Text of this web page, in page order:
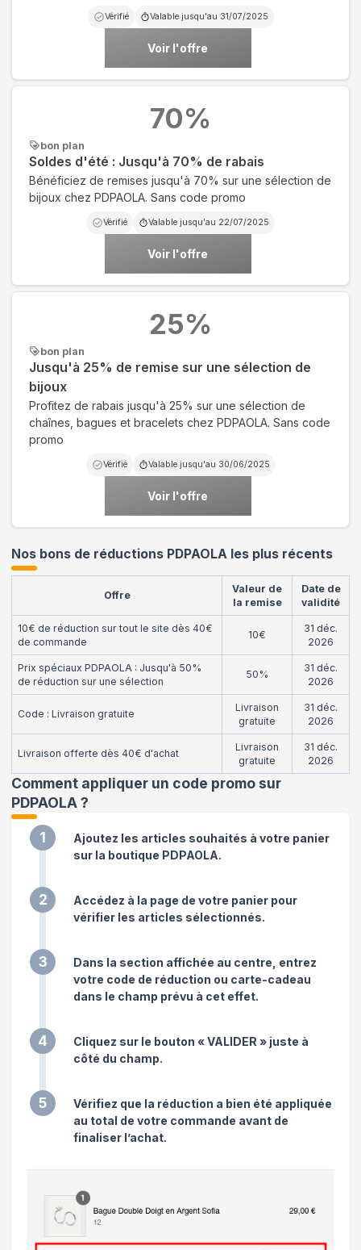
Vérifié Valable jusqu'au 31/07/2025
Voir l'offre
bon plan
Soldes d'été : Jusqu'à 70% de rabais
Bénéficiez de remises jusqu'à 70% sur une sélection de
bijoux chez PDPAOLA. Sans code promo
Vérifié Valable jusqu'au 22/07/2025
Voir l'offre
70%
bon plan
Jusqu'à 25% de remise sur une sélection de
bijoux
Profitez de rabais jusqu'à 25% sur une sélection de
chaînes, bagues et bracelets chez PDPAOLA. Sans code
promo
Vérifié Valable jusqu'au 30/06/2025
Voir l'offre
25%
Nos bons de réductions PDPAOLA les plus récents
Offre
Valeur de
la remise
Date de
validité
10€ de réduction sur tout le site dès 40€
de commande
10€
31 déc.
2026
Prix spéciaux PDPAOLA : Jusqu'à 50%
de réduction sur une sélection
50%
31 déc.
2026
Code : Livraison gratuite
Livraison
gratuite
31 déc.
2026
Livraison offerte dès 40€ d'achat
Livraison
gratuite
31 déc.
2026
Comment appliquer un code promo sur
PDPAOLA?
1
Ajoutez les articles souhaités à votre panier
sur la boutique PDPAOLA.
2
Accédez à la page de votre panier pour
vérifier les articles sélectionnés.
3
Dans la section affichée au centre, entrez
votre code de réduction ou carte-cadeau
dans le champ prévu à cet effet.
4
Cliquez sur le bouton « VALIDER » juste à
côté du champ.
5
Vérifiez que la réduction a bien été appliquée
au total de votre commande avant de
finaliser l’achat.